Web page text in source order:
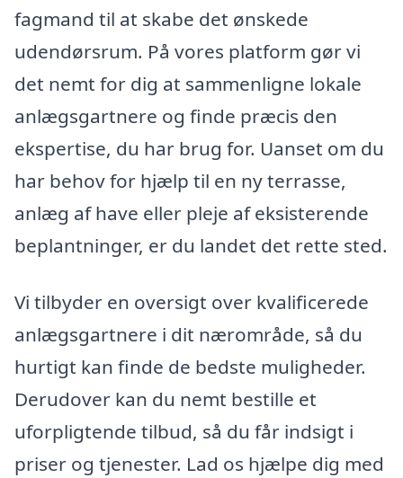
fagmand til at skabe det ønskede
udendørsrum. På vores platform gør vi
det nemt for dig at sammenligne lokale
anlægsgartnere og finde præcis den
ekspertise, du har brug for. Uanset om du
har behov for hjælp til en ny terrasse,
anlæg af have eller pleje af eksisterende
beplantninger, er du landet det rette sted.
Vi tilbyder en oversigt over kvalificerede
anlægsgartnere i dit nærområde, så du
hurtigt kan finde de bedste muligheder.
Derudover kan du nemt bestille et
uforpligtende tilbud, så du får indsigt i
priser og tjenester. Lad os hjælpe dig med